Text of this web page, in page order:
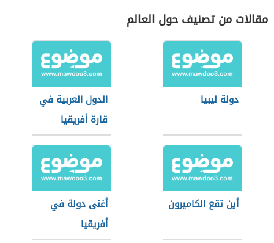
مقالات من تصنيف حول العالم
دولة ليبيا
الدول العربية في
قارة أفريقيا
أين تقع الكاميرون
أغنى دولة في
أفريقيا